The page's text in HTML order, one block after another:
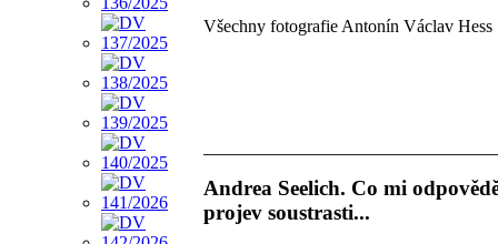
Všechny fotografie Antonín Václav Hess
Andrea Seelich. Co mi
projev soustrasti...